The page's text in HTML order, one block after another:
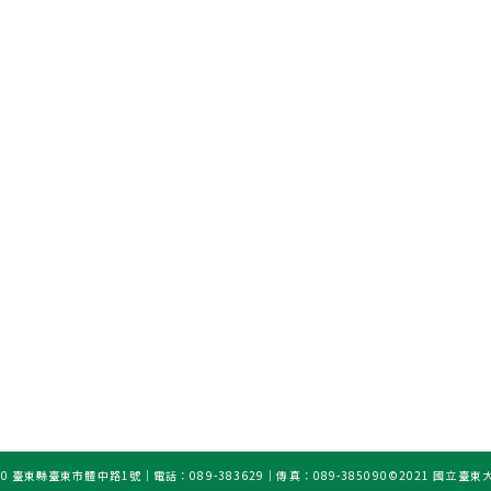
臺東縣臺東市體中路1號｜電話：089-383629｜傳真：089-385090 ©2021 國立臺東